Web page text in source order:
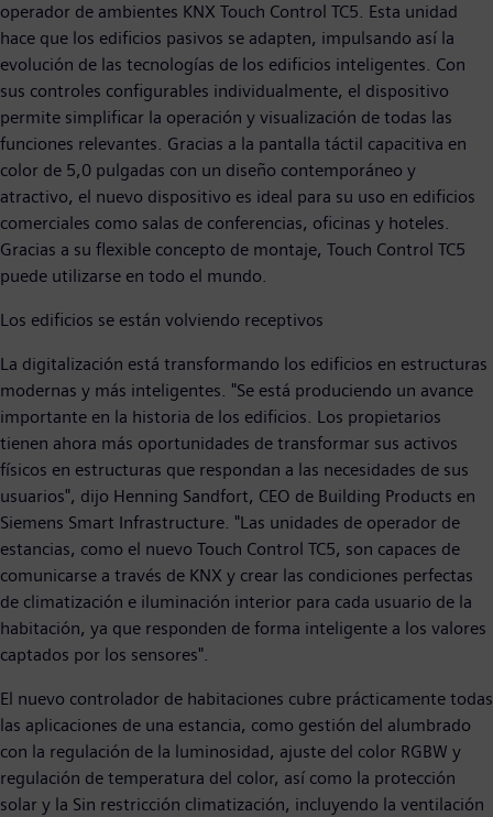
operador de ambientes KNX Touch Control TC5. Esta unidad
hace que los edificios pasivos se adapten, impulsando así la
evolución de las tecnologías de los edificios inteligentes. Con
sus controles configurables individualmente, el dispositivo
permite simplificar la operación y visualización de todas las
funciones relevantes. Gracias a la pantalla táctil capacitiva en
color de 5,0 pulgadas con un diseño contemporáneo y
atractivo, el nuevo dispositivo es ideal para su uso en edificios
comerciales como salas de conferencias, oficinas y hoteles.
Gracias a su flexible concepto de montaje, Touch Control TC5
puede utilizarse en todo el mundo.
Los edificios se están volviendo receptivos
La digitalización está transformando los edificios en estructuras
modernas y más inteligentes. "Se está produciendo un avance
importante en la historia de los edificios. Los propietarios
tienen ahora más oportunidades de transformar sus activos
físicos en estructuras que respondan a las necesidades de sus
usuarios", dijo Henning Sandfort, CEO de Building Products en
Siemens Smart Infrastructure. "Las unidades de operador de
estancias, como el nuevo Touch Control TC5, son capaces de
comunicarse a través de KNX y crear las condiciones perfectas
de climatización e iluminación interior para cada usuario de la
habitación, ya que responden de forma inteligente a los valores
captados por los sensores".
El nuevo controlador de habitaciones cubre prácticamente todas
las aplicaciones de una estancia, como gestión del alumbrado
con la regulación de la luminosidad, ajuste del color RGBW y
regulación de temperatura del color, así como la protección
solar y la Sin restricción climatización, incluyendo la ventilación